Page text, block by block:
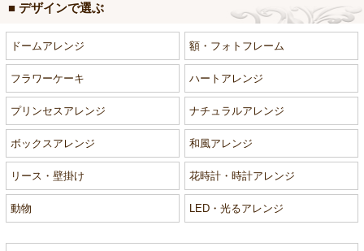
■ デザインで選ぶ
ドームアレンジ 額・フォトフレーム
フラワーケーキ ハートアレンジ
プリンセスアレンジ ナチュラルアレンジ
ボックスアレンジ 和風アレンジ
リース・壁掛け 花時計・時計アレンジ
動物 LED・光るアレンジ